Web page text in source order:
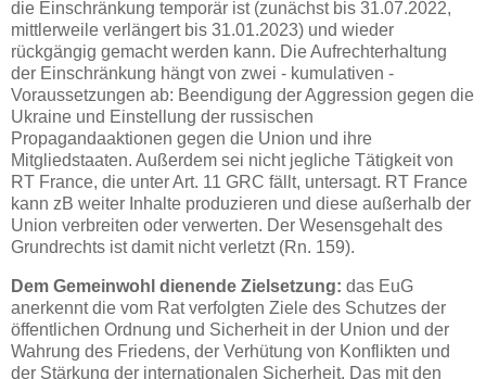
die Einschränkung temporär ist (zunächst bis 31.07.2022,
mittlerweile verlängert bis 31.01.2023) und wieder
rückgängig gemacht werden kann. Die Aufrechterhaltung
der Einschränkung hängt von zwei - kumulativen -
Voraussetzungen ab: Beendigung der Aggression gegen die
Ukraine und Einstellung der russischen
Propagandaaktionen gegen die Union und ihre
Mitgliedstaaten. Außerdem sei nicht jegliche Tätigkeit von
RT France, die unter Art. 11 GRC fällt, untersagt. RT France
kann zB weiter Inhalte produzieren und diese außerhalb der
Union verbreiten oder verwerten. Der Wesensgehalt des
Grundrechts ist damit nicht verletzt (Rn. 159).
Dem Gemeinwohl dienende Zielsetzung: das EuG
anerkennt die vom Rat verfolgten Ziele des Schutzes der
öffentlichen Ordnung und Sicherheit in der Union und der
Wahrung des Friedens, der Verhütung von Konflikten und
der Stärkung der internationalen Sicherheit. Das mit den